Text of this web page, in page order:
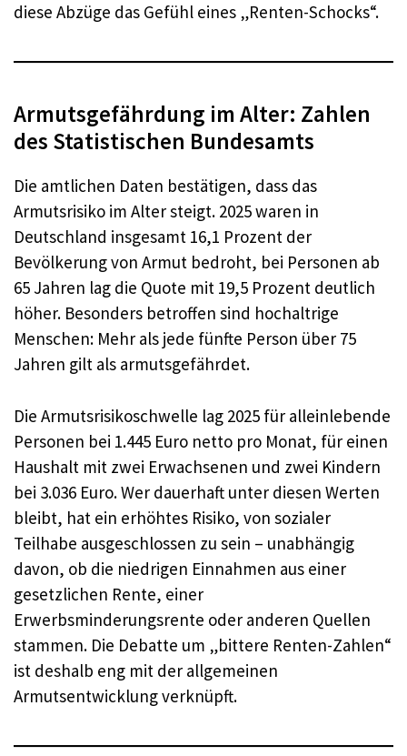
diese Abzüge das Gefühl eines „Renten-Schocks“.
Armutsgefährdung im Alter: Zahlen
des Statistischen Bundesamts
Die amtlichen Daten bestätigen, dass das
Armutsrisiko im Alter steigt. 2025 waren in
Deutschland insgesamt 16,1 Prozent der
Bevölkerung von Armut bedroht, bei Personen ab
65 Jahren lag die Quote mit 19,5 Prozent deutlich
höher. Besonders betroffen sind hochaltrige
Menschen: Mehr als jede fünfte Person über 75
Jahren gilt als armutsgefährdet.
Die Armutsrisikoschwelle lag 2025 für alleinlebende
Personen bei 1.445 Euro netto pro Monat, für einen
Haushalt mit zwei Erwachsenen und zwei Kindern
bei 3.036 Euro. Wer dauerhaft unter diesen Werten
bleibt, hat ein erhöhtes Risiko, von sozialer
Teilhabe ausgeschlossen zu sein – unabhängig
davon, ob die niedrigen Einnahmen aus einer
gesetzlichen Rente, einer
Erwerbsminderungsrente oder anderen Quellen
stammen. Die Debatte um „bittere Renten-Zahlen“
ist deshalb eng mit der allgemeinen
Armutsentwicklung verknüpft.